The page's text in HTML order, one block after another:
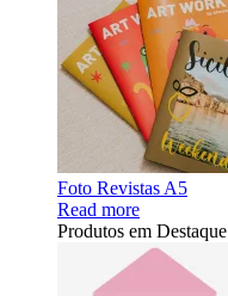
Foto Revistas A5
Read more
Produtos em Destaque